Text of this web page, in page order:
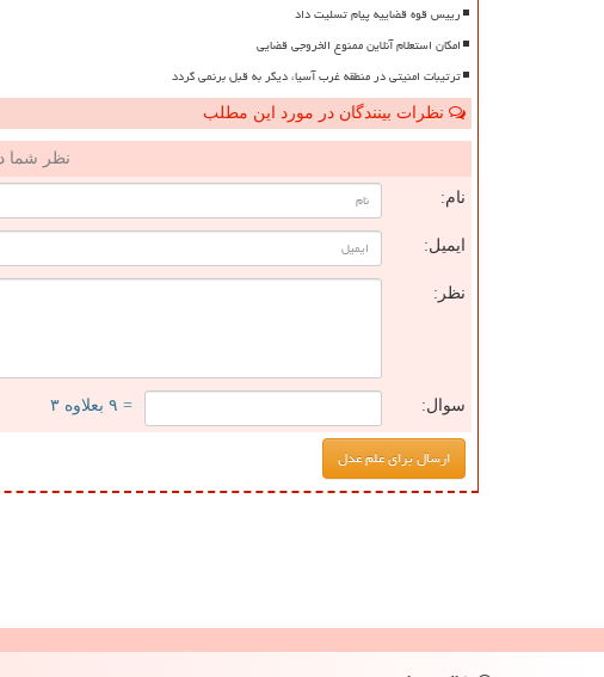
رییس قوه قضاییه پیام تسلیت داد
امکان استعلام آنلاین ممنوع الخروجی قضایی
ترتیبات امنیتی در منطقه غرب آسیا، دیگر به قبل برنمی گردد
نظرات بینندگان در مورد این مطلب
نظر شما
نام:
ایمیل:
نظر:
سوال: = ۹ بعلاوه ۳